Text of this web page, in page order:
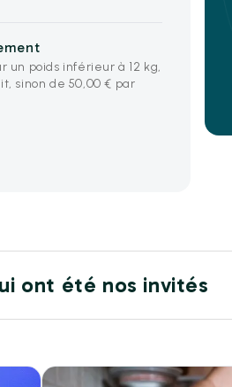
un poids inférieur à 12 kg,
sinon de 50,00 € par
ont été nos invités